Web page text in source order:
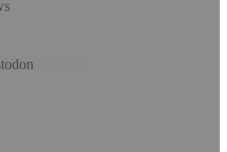
Hol dir die App!